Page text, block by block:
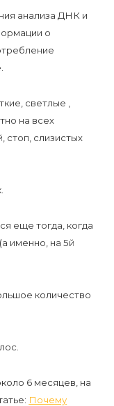
анализа ДНК и
о
светлые ,
на всех
стоп, слизистых
еще тогда, когда
именно, на 5й
количество
6 месяцев, на
Почему